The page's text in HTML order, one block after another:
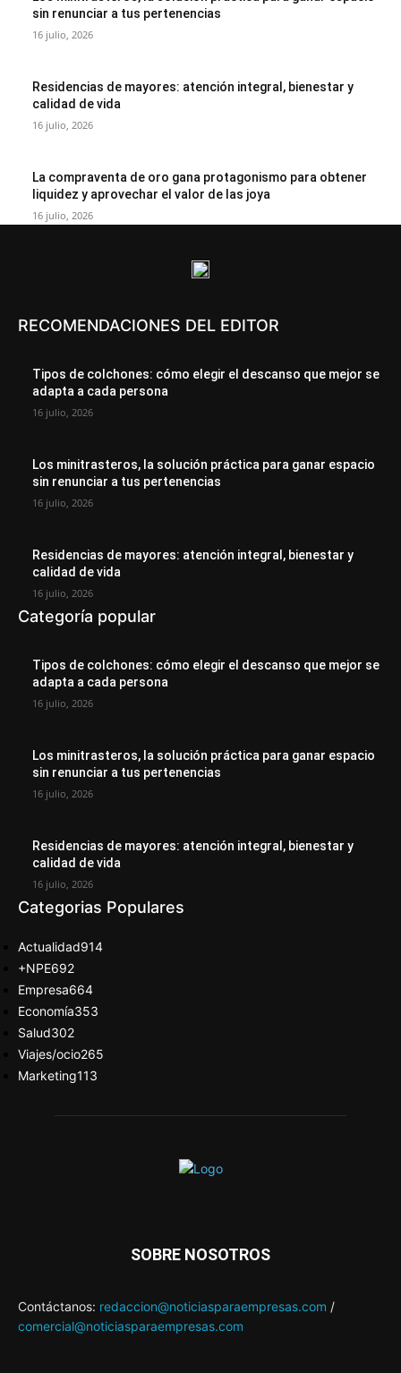
sin renunciar a tus pertenencias
16 julio, 2026
Residencias de mayores: atención integral, bienestar y
calidad de vida
16 julio, 2026
La compraventa de oro gana protagonismo para obtener
liquidez y aprovechar el valor de las joya
16 julio, 2026
RECOMENDACIONES DEL EDITOR
Tipos de colchones: cómo elegir el descanso que mejor se
adapta a cada persona
16 julio, 2026
Los minitrasteros, la solución práctica para ganar espacio
sin renunciar a tus pertenencias
16 julio, 2026
Residencias de mayores: atención integral, bienestar y
calidad de vida
16 julio, 2026
Categoría popular
Tipos de colchones: cómo elegir el descanso que mejor se
adapta a cada persona
16 julio, 2026
Los minitrasteros, la solución práctica para ganar espacio
sin renunciar a tus pertenencias
16 julio, 2026
Residencias de mayores: atención integral, bienestar y
calidad de vida
16 julio, 2026
Categorias Populares
Actualidad914
+NPE692
Empresa664
Economía353
Salud302
Viajes/ocio265
Marketing113
SOBRE NOSOTROS
Contáctanos: redaccion@noticiasparaempresas.com /
comercial@noticiasparaempresas.com